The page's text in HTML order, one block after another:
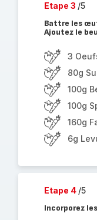
Etape 3 /5
Battre les
Ajoutez le
3
80g
100g
100g
160g
6g
Etape 4 /5
Incorporez